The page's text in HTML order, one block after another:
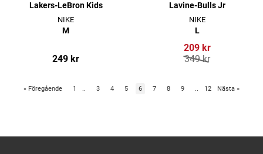
Lakers-LeBron Kids
NIKE
M
249 kr
Lavine-Bulls Jr
NIKE
L
209 kr
349 kr
« Föregående 1 .. 3 4 5 6 7 8 9 .. 12 Nästa »